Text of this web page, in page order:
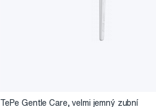
TePe Gentle Care, velmi jemný zubní